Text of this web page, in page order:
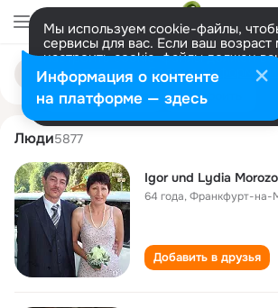
Мы используем cookie-файлы,
сервисы для вас. Если ваш возраст
настроить cookie-файлы должен
представитель. Больше
Разрешить все Настроить
Поиск
людям
igor morozov
Люди5877
Igor und Lydia
64 года,Франкфурт-на-
Добавить в друзья
Информация о контенте
на платформе — здесь